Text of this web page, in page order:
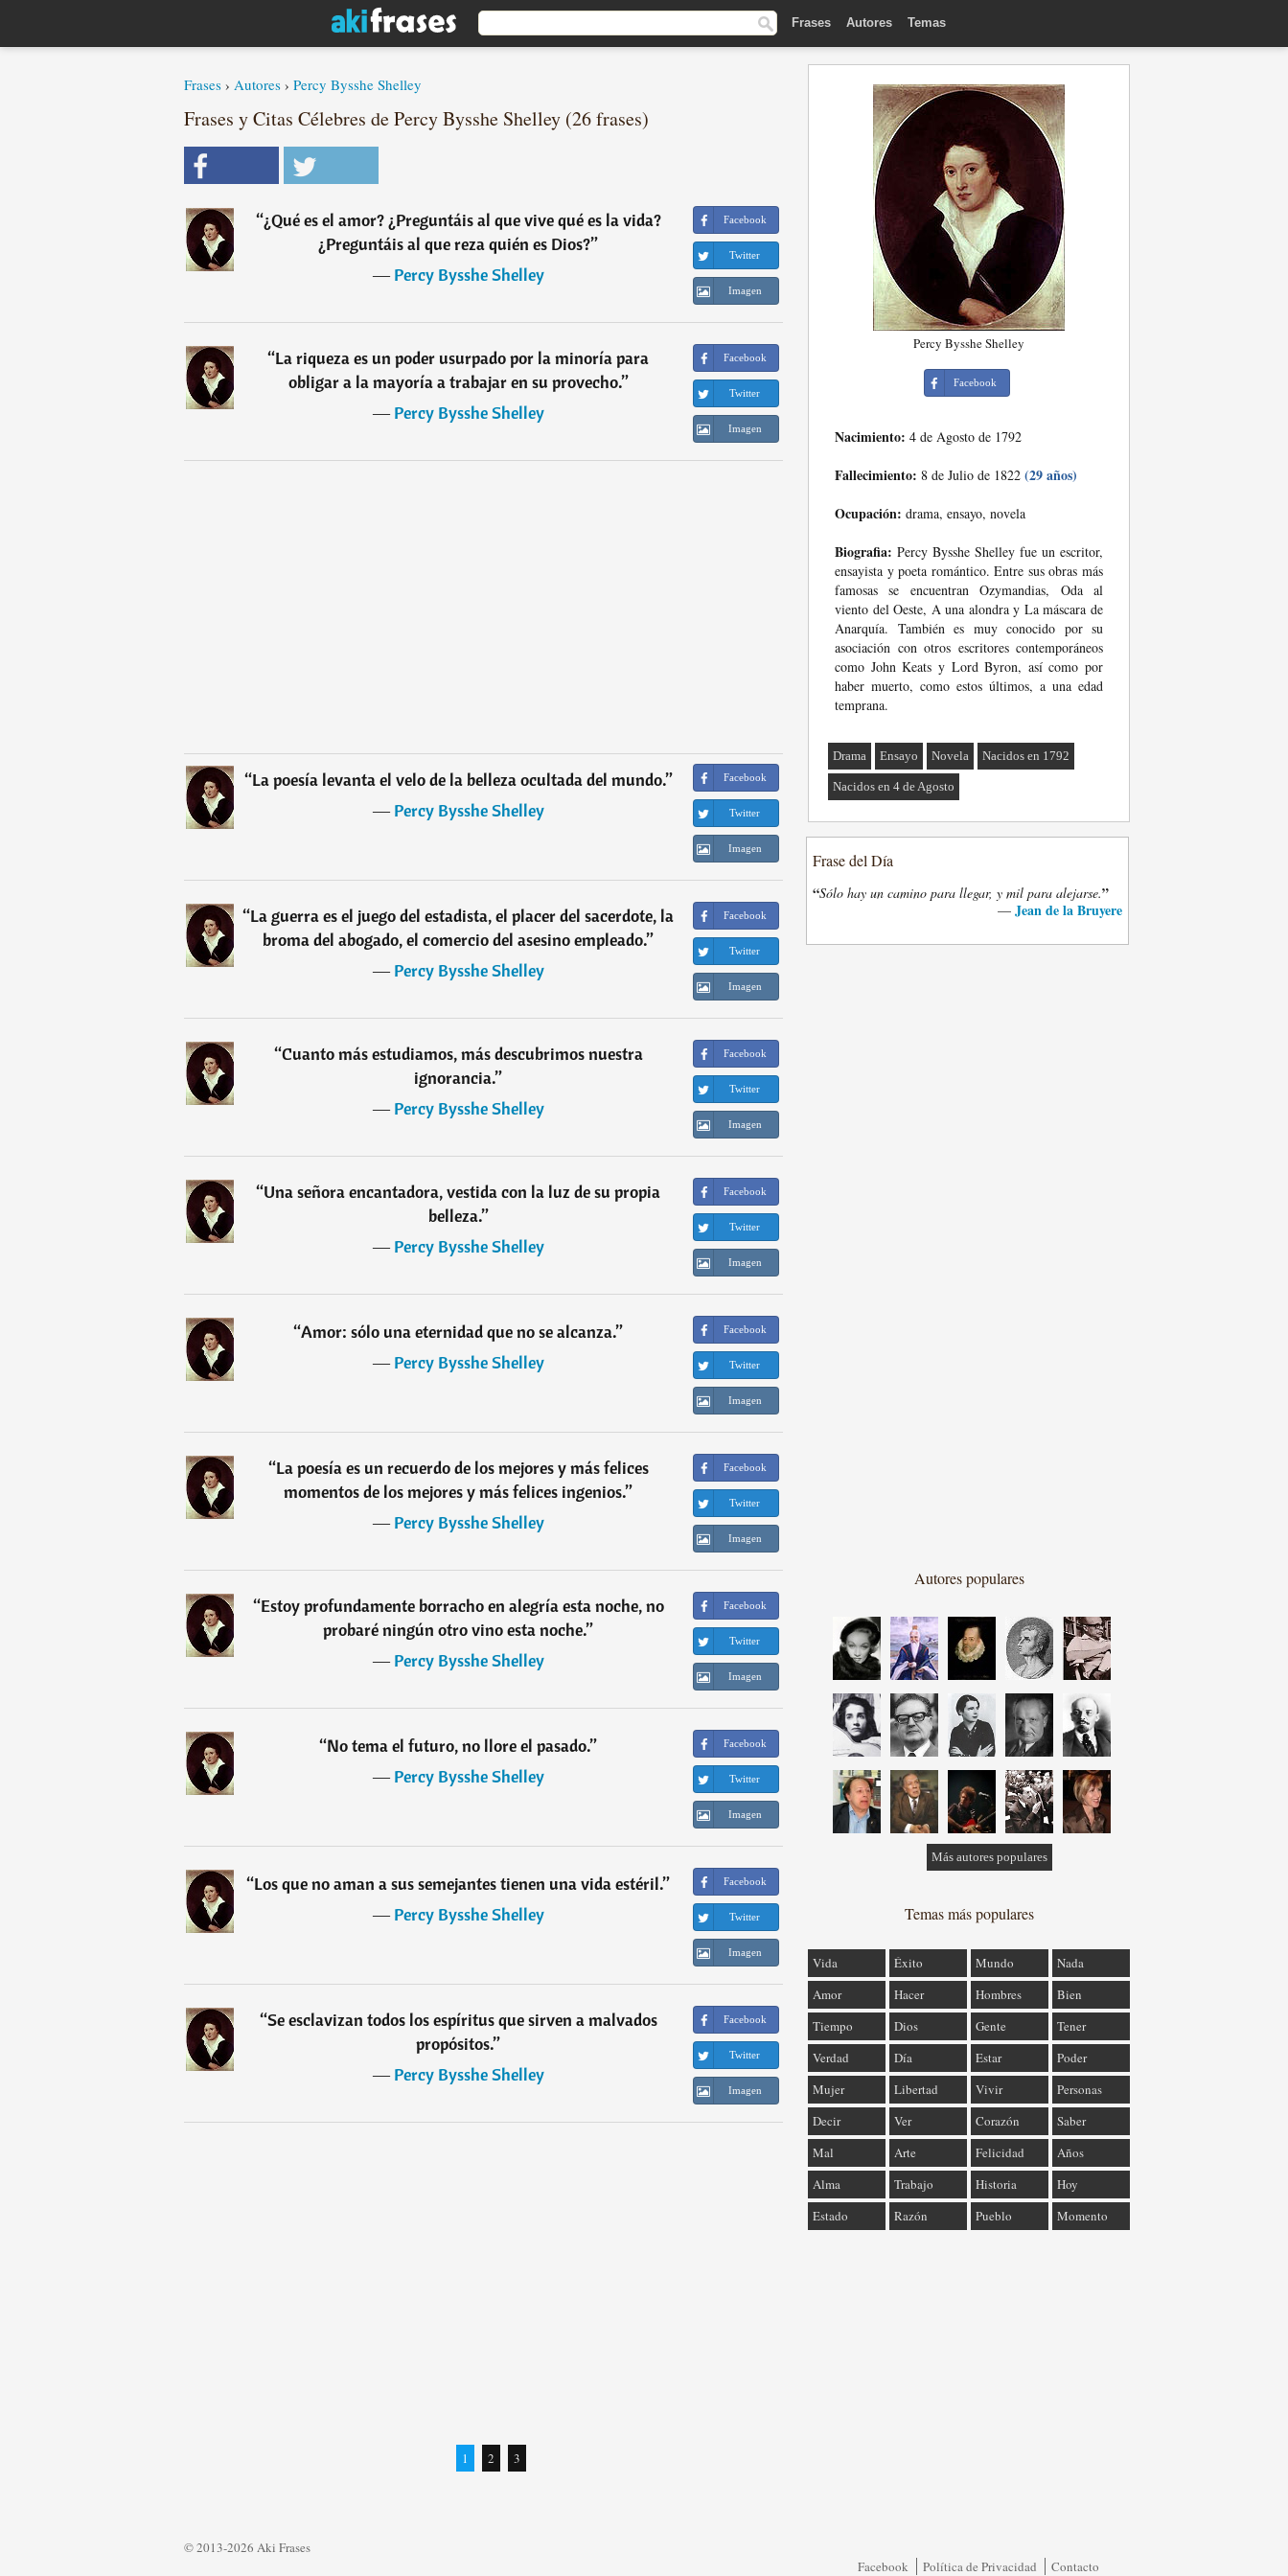
Frases Autores Temas
Frases › Autores › Percy Bysshe Shelley
Frases y Citas Célebres de Percy Bysshe Shelley (26 frases)
“¿Qué es el amor? ¿Preguntáis al que vive qué es la vida?
¿Preguntáis al que reza quién es Dios?”
―Percy Bysshe Shelley
Facebook
Twitter
Imagen
“La riqueza es un poder usurpado por la minoría para
obligar a la mayoría a trabajar en su provecho.”
―Percy Bysshe Shelley
Facebook
Twitter
Imagen
“La poesía levanta el velo de la belleza ocultada del mundo.”
―Percy Bysshe Shelley
Facebook
Twitter
Imagen
“La guerra es el juego del estadista, el placer del sacerdote, la
broma del abogado, el comercio del asesino empleado.”
―Percy Bysshe Shelley
Facebook
Twitter
Imagen
“Cuanto más estudiamos, más descubrimos nuestra
ignorancia.”
―Percy Bysshe Shelley
Facebook
Twitter
Imagen
“Una señora encantadora, vestida con la luz de su propia
belleza.”
―Percy Bysshe Shelley
Facebook
Twitter
Imagen
“Amor: sólo una eternidad que no se alcanza.”
―Percy Bysshe Shelley
Facebook
Twitter
Imagen
“La poesía es un recuerdo de los mejores y más felices
momentos de los mejores y más felices ingenios.”
―Percy Bysshe Shelley
Facebook
Twitter
Imagen
“Estoy profundamente borracho en alegría esta noche, no
probaré ningún otro vino esta noche.”
―Percy Bysshe Shelley
Facebook
Twitter
Imagen
“No tema el futuro, no llore el pasado.”
―Percy Bysshe Shelley
Facebook
Twitter
Imagen
“Los que no aman a sus semejantes tienen una vida estéril.”
―Percy Bysshe Shelley
Facebook
Twitter
Imagen
“Se esclavizan todos los espíritus que sirven a malvados
propósitos.”
―Percy Bysshe Shelley
Facebook
Twitter
Imagen
1 2 3
Percy Bysshe Shelley
Facebook
Nacimiento: 4 de Agosto de 1792
Fallecimiento: 8 de Julio de 1822 (29 años)
Ocupación: drama, ensayo, novela
Biografia: Percy Bysshe Shelley fue un escritor,
ensayista y poeta romántico. Entre sus obras más
famosas se encuentran Ozymandias, Oda al
viento del Oeste, A una alondra y La máscara de
Anarquía. También es muy conocido por su
asociación con otros escritores contemporáneos
como John Keats y Lord Byron, así como por
haber muerto, como estos últimos, a una edad
temprana.
Drama Ensayo Novela Nacidos en 1792
Nacidos en 4 de Agosto
Frase del Día
“Sólo hay un camino para llegar, y mil para alejarse.”
— Jean de la Bruyere
Autores populares
Más autores populares
Temas más populares
Vida Éxito Mundo
Nada
Amor
Hacer Hombres
Bien
Tiempo
Dios Gente
Tener
Verdad
Día Estar
Poder
Mujer
Libertad Vivir
Personas
Decir
Ver Corazón
Saber
Mal
Arte Felicidad
Años
Alma
Trabajo Historia
Hoy
Estado
Razón Pueblo Momento
© 2013-2026 Aki Frases
Facebook
Política de Privacidad Contacto